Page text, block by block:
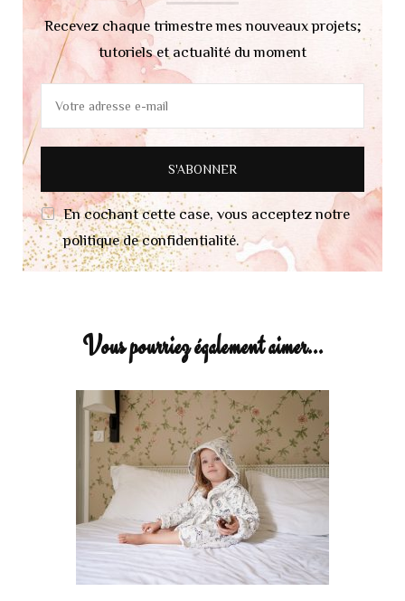
Recevez chaque trimestre mes nouveaux projets;
tutoriels et actualité du moment
En cochant cette case, vous acceptez notre
politique de confidentialité.
Vous pourriez également aimer...